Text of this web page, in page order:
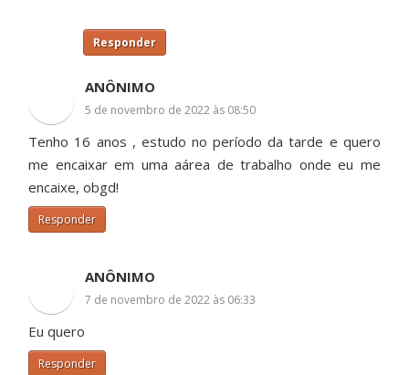
Responder
ANÔNIMO
5 de novembro de 2022 às 08:50
Tenho 16 anos , estudo no período da tarde e quero
me encaixar em uma aárea de trabalho onde eu me
encaixe, obgd!
Responder
ANÔNIMO
7 de novembro de 2022 às 06:33
Eu quero
Responder